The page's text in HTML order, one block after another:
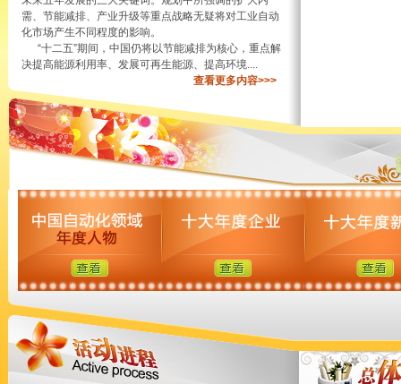
需、节能减排、产业升级等重点战略无疑将对工业自动
化市场产生不同程度的影响。
“十二五”期间，中国仍将以节能减排为核心，重点解
决提高能源利用率、发展可再生能源、提高环境....
查看更多内容>>>